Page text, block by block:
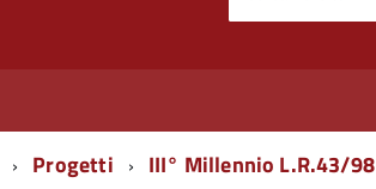
Progetti III° Millennio L.R.43/98